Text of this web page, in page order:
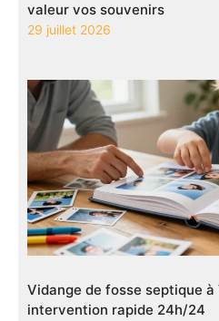
valeur vos souvenirs
29 juillet 2026
Vidange de fosse septique
intervention rapide 24h/24